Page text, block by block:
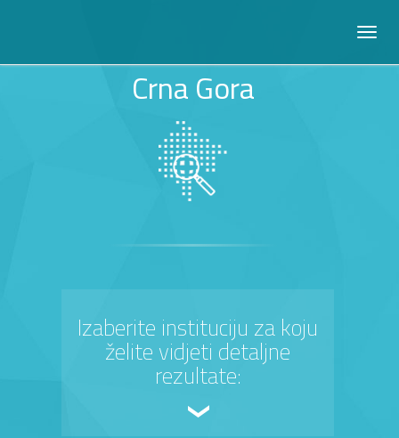
Crna Gora
Izaberite instituciju za koju
želite vidjeti detaljne
rezultate: